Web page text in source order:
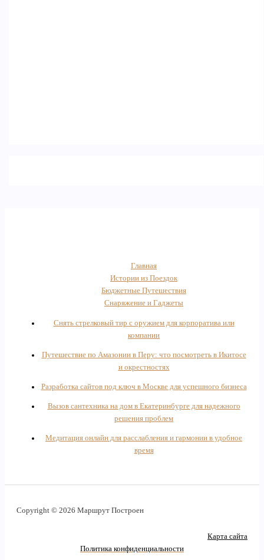
Главная
Истории из Поездок
Бюджетные Путешествия
Снаряжение и Гаджеты
Снять стрелковый тир с оружием для корпоратива или
компании
Путешествие по Амазонии в Перу: что посмотреть в Икитосе
и окрестностях
Разработка сайтов под ключ в Москве для успешного бизнеса
Вызов сантехника на дом в Екатеринбурге для надежного
решения проблем
Медитация онлайн для расслабления и гармонии в удобное
время
Copyright © 2026 Маршрут Построен
Карта сайта
Политика конфиденциальности